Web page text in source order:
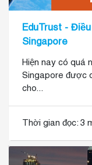
EduTrust -
Singapore
Hiện nay có quá
Singapore được
cho...
Thời gian đọc: 3